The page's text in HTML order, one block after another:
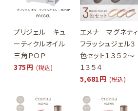
プリジェル キュ
ーティクルオイル
三角ＰＯＰ
375円 (税込)
エメナ マグネティ
フラッシュジェル３
色セット１３５２～
１３５４
5,681円 (税込)